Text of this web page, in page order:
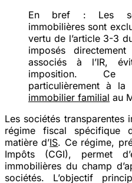
En bref : Les
immobilières sont
vertu de l’article 3-3
imposés
associés à l’IR,
imposition. Ce
particulièrement à la
immobilier familial au
Les sociétés transparentes
régime fiscal spécifique
matière d’IS. Ce régime,
Impôts (CGI), permet
immobilières du champ
sociétés. L’objectif